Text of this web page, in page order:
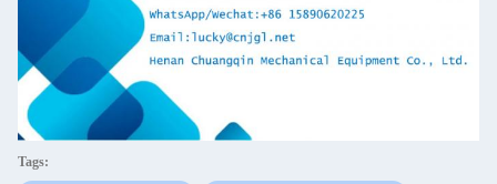
Tags: